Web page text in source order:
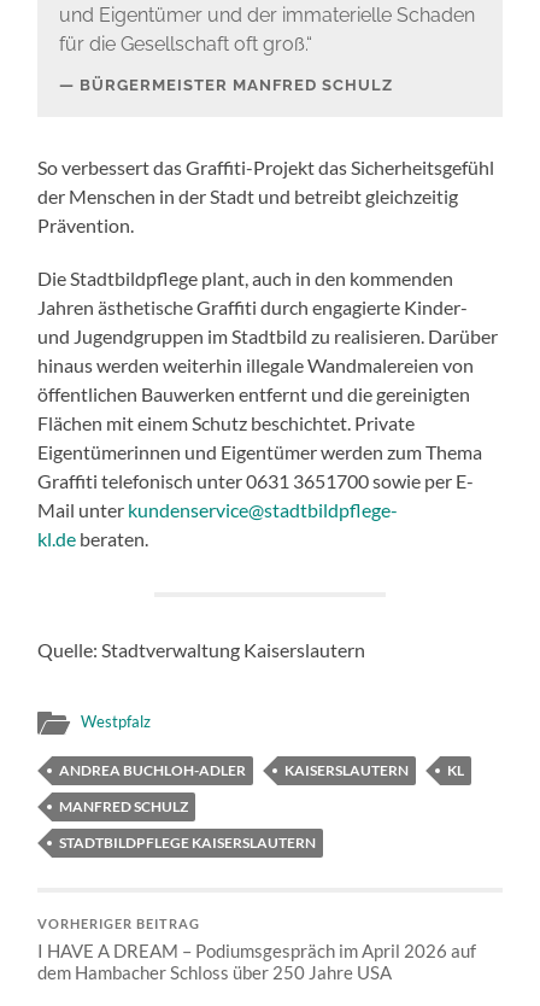
und Eigentümer und der immaterielle Schaden
für die Gesellschaft oft groß.“
BÜRGERMEISTER MANFRED SCHULZ
So verbessert das Graffiti-Projekt das Sicherheitsgefühl
der Menschen in der Stadt und betreibt gleichzeitig
Prävention.
Die Stadtbildpflege plant, auch in den kommenden
Jahren ästhetische Graffiti durch engagierte Kinder-
und Jugendgruppen im Stadtbild zu realisieren. Darüber
hinaus werden weiterhin illegale Wandmalereien von
öffentlichen Bauwerken entfernt und die gereinigten
Flächen mit einem Schutz beschichtet. Private
Eigentümerinnen und Eigentümer werden zum Thema
Graffiti telefonisch unter 0631 3651700 sowie per E-
Mail unter kundenservice@stadtbildpflege-
kl.de beraten.
Quelle: Stadtverwaltung Kaiserslautern
Westpfalz
ANDREA BUCHLOH-ADLER KAISERSLAUTERN
KL
MANFRED SCHULZ
STADTBILDPFLEGE KAISERSLAUTERN
VORHERIGER BEITRAG
I HAVE A DREAM – Podiumsgespräch im April 2026 auf
dem Hambacher Schloss über 250 Jahre USA